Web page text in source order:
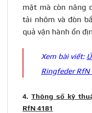
mặt mà còn nâng
tải nhôm và đòn
quả vận hành ổn
Xem bài viết:
Ringfeder
4.Thông số kỹ
RfN 4181